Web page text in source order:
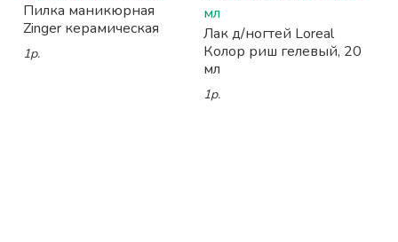
Пилка маникюрная
Zinger керамическая
1р.
Лак д/ногтей Loreal
Колор риш гелевый, 20
мл
1р.